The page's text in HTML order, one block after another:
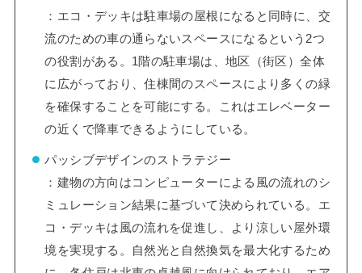
：エコ・デッキは駐車場の屋根になると同時に、交
流のための車の通らないスペースになるという2つ
の役割がある。1階の駐車場は、地区（街区）全体
に広がっており、住棟間のスペースにより多くの緑
を確保することを可能にする。これはエレベーター
の近くで降車できるようにしている。
パッシブデザインのストラテジー
：建物の方向はコンピューターによる風の流れのシ
ミュレーション結果に基づいて決められている。エ
コ・デッキは風の流れを促進し、より涼しい屋外環
境を実現する。自然光と自然換気を最大化するため